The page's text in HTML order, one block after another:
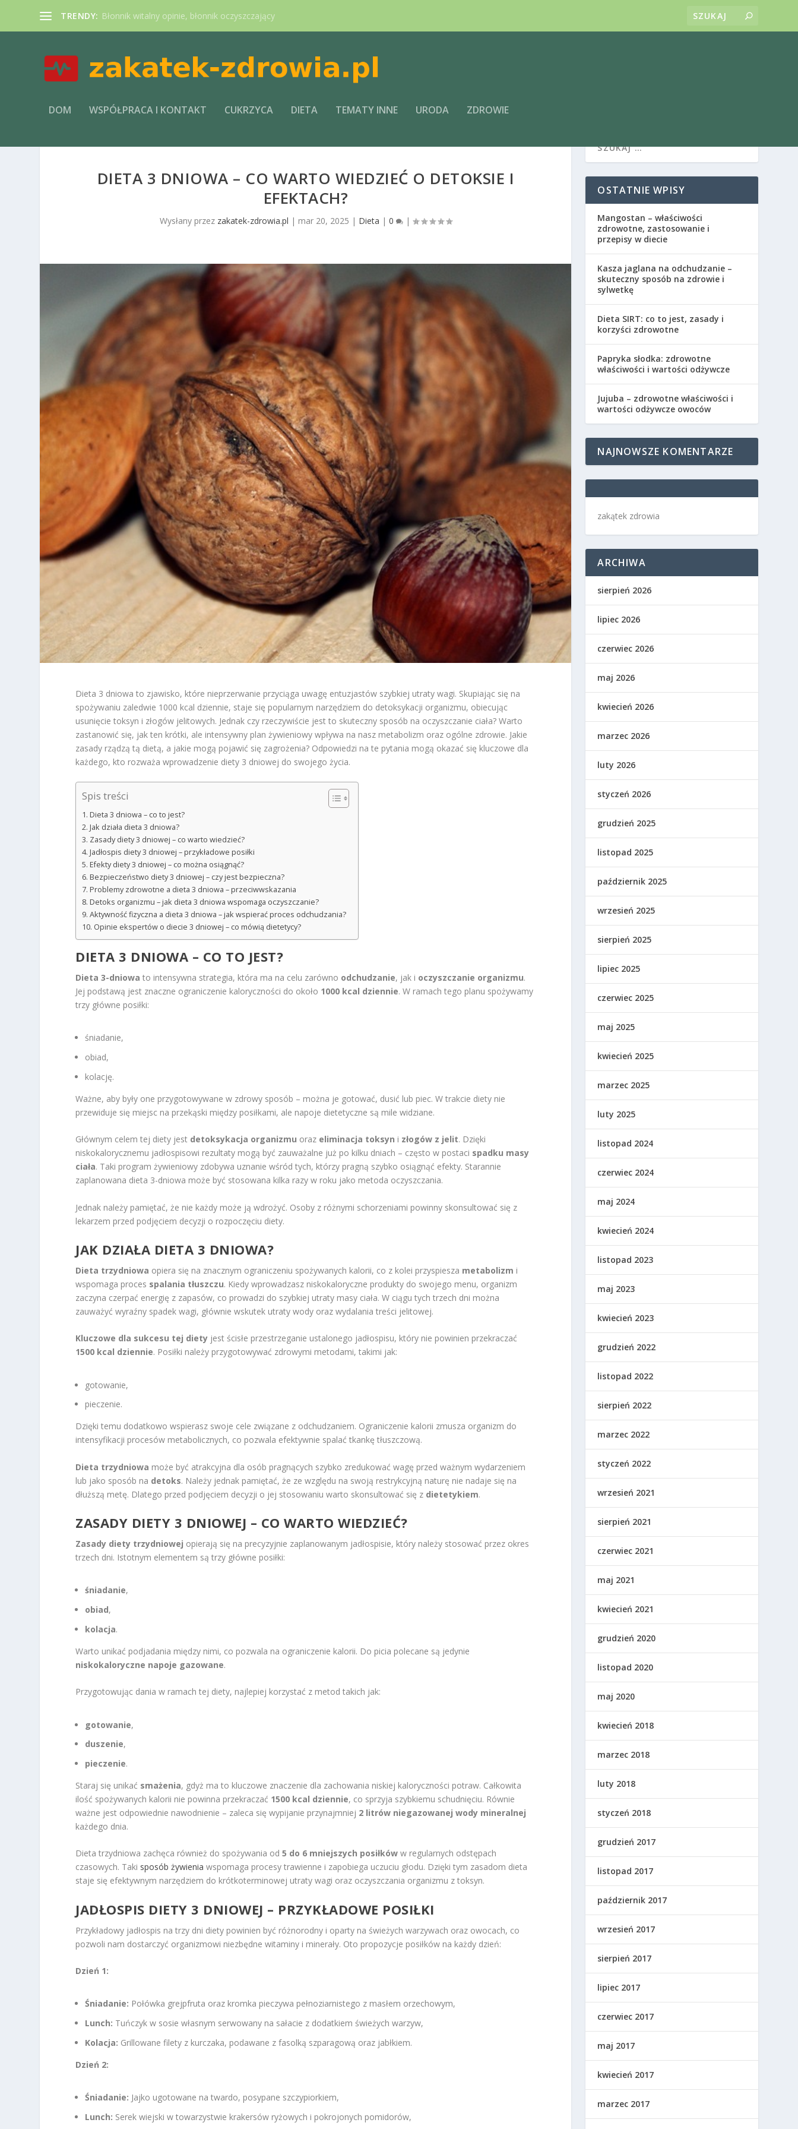
TRENDY: Błonnik witalny opinie, błonnik oczyszczający
DOM WSPÓŁPRACA I KONTAKT CUKRZYCA DIETA TEMATY INNE URODA ZDROWIE
DIETA 3 DNIOWA – CO WARTO WIEDZIEĆ O DETOKSIE I
EFEKTACH?
Wysłany przez zakatek-zdrowia.pl | mar 20, 2025 | Dieta | 0 |
Dieta 3 dniowa to zjawisko, które nieprzerwanie przyciąga uwagę entuzjastów szybkiej utraty wagi. Skupiając się na
spożywaniu zaledwie 1000 kcal dziennie, staje się popularnym narzędziem do detoksykacji organizmu, obiecując
usunięcie toksyn i złogów jelitowych. Jednak czy rzeczywiście jest to skuteczny sposób na oczyszczanie ciała? Warto
zastanowić się, jak ten krótki, ale intensywny plan żywieniowy wpływa na nasz metabolizm oraz ogólne zdrowie. Jakie
zasady rządzą tą dietą, a jakie mogą pojawić się zagrożenia? Odpowiedzi na te pytania mogą okazać się kluczowe dla
każdego, kto rozważa wprowadzenie diety 3 dniowej do swojego życia.
Spis treści
Dieta 3 dniowa – co to jest?
Jak działa dieta 3 dniowa?
Zasady diety 3 dniowej – co warto wiedzieć?
Jadłospis diety 3 dniowej – przykładowe posiłki
Efekty diety 3 dniowej – co można osiągnąć?
Bezpieczeństwo diety 3 dniowej – czy jest bezpieczna?
Problemy zdrowotne a dieta 3 dniowa – przeciwwskazania
Detoks organizmu – jak dieta 3 dniowa wspomaga oczyszczanie?
Aktywność fizyczna a dieta 3 dniowa – jak wspierać proces odchudzania?
Opinie ekspertów o diecie 3 dniowej – co mówią dietetycy?
DIETA 3 DNIOWA – CO TO JEST?
Dieta 3-dniowa to intensywna strategia, która ma na celu zarówno odchudzanie, jak i oczyszczanie organizmu.
Jej podstawą jest znaczne ograniczenie kaloryczności do około 1000 kcal dziennie. W ramach tego planu spożywamy
trzy główne posiłki:
śniadanie,
obiad,
kolację.
Ważne, aby były one przygotowywane w zdrowy sposób – można je gotować, dusić lub piec. W trakcie diety nie
przewiduje się miejsc na przekąski między posiłkami, ale napoje dietetyczne są mile widziane.
Głównym celem tej diety jest detoksykacja organizmu oraz eliminacja toksyn i złogów z jelit. Dzięki
niskokalorycznemu jadłospisowi rezultaty mogą być zauważalne już po kilku dniach – często w postaci spadku masy
ciała. Taki program żywieniowy zdobywa uznanie wśród tych, którzy pragną szybko osiągnąć efekty. Starannie
zaplanowana dieta 3-dniowa może być stosowana kilka razy w roku jako metoda oczyszczania.
Jednak należy pamiętać, że nie każdy może ją wdrożyć. Osoby z różnymi schorzeniami powinny skonsultować się z
lekarzem przed podjęciem decyzji o rozpoczęciu diety.
JAK DZIAŁA DIETA 3 DNIOWA?
Dieta trzydniowa opiera się na znacznym ograniczeniu spożywanych kalorii, co z kolei przyspiesza metabolizm i
wspomaga proces spalania tłuszczu. Kiedy wprowadzasz niskokaloryczne produkty do swojego menu, organizm
zaczyna czerpać energię z zapasów, co prowadzi do szybkiej utraty masy ciała. W ciągu tych trzech dni można
zauważyć wyraźny spadek wagi, głównie wskutek utraty wody oraz wydalania treści jelitowej.
Kluczowe dla sukcesu tej diety jest ścisłe przestrzeganie ustalonego jadłospisu, który nie powinien przekraczać
1500 kcal dziennie. Posiłki należy przygotowywać zdrowymi metodami, takimi jak:
gotowanie,
pieczenie.
Dzięki temu dodatkowo wspierasz swoje cele związane z odchudzaniem. Ograniczenie kalorii zmusza organizm do
intensyfikacji procesów metabolicznych, co pozwala efektywnie spalać tkankę tłuszczową.
Dieta trzydniowa może być atrakcyjna dla osób pragnących szybko zredukować wagę przed ważnym wydarzeniem
lub jako sposób na detoks. Należy jednak pamiętać, że ze względu na swoją restrykcyjną naturę nie nadaje się na
dłuższą metę. Dlatego przed podjęciem decyzji o jej stosowaniu warto skonsultować się z dietetykiem.
ZASADY DIETY 3 DNIOWEJ – CO WARTO WIEDZIEĆ?
Zasady diety trzydniowej opierają się na precyzyjnie zaplanowanym jadłospisie, który należy stosować przez okres
trzech dni. Istotnym elementem są trzy główne posiłki:
śniadanie,
obiad,
kolacja.
Warto unikać podjadania między nimi, co pozwala na ograniczenie kalorii. Do picia polecane są jedynie
niskokaloryczne napoje gazowane.
Przygotowując dania w ramach tej diety, najlepiej korzystać z metod takich jak:
gotowanie,
duszenie,
pieczenie.
Staraj się unikać smażenia, gdyż ma to kluczowe znaczenie dla zachowania niskiej kaloryczności potraw. Całkowita
ilość spożywanych kalorii nie powinna przekraczać 1500 kcal dziennie, co sprzyja szybkiemu schudnięciu. Równie
ważne jest odpowiednie nawodnienie – zaleca się wypijanie przynajmniej 2 litrów niegazowanej wody mineralnej
każdego dnia.
Dieta trzydniowa zachęca również do spożywania od5 do 6 mniejszych posiłków w regularnych odstępach
czasowych. Taki sposób żywienia wspomaga procesy trawienne i zapobiega uczuciu głodu. Dzięki tym zasadom dieta
staje się efektywnym narzędziem do krótkoterminowej utraty wagi oraz oczyszczania organizmu z toksyn.
JADŁOSPIS DIETY 3 DNIOWEJ – PRZYKŁADOWE POSIŁKI
Przykładowy jadłospis na trzy dni diety powinien być różnorodny i oparty na świeżych warzywach oraz owocach, co
pozwoli nam dostarczyć organizmowi niezbędne witaminy i minerały. Oto propozycje posiłków na każdy dzień:
Dzień 1:
Śniadanie: Połówka grejpfruta oraz kromka pieczywa pełnoziarnistego z masłem orzechowym,
Lunch: Tuńczyk w sosie własnym serwowany na sałacie z dodatkiem świeżych warzyw,
Kolacja: Grillowane filety z kurczaka, podawane z fasolką szparagową oraz jabłkiem.
Dzień 2:
Śniadanie: Jajko ugotowane na twardo, posypane szczypiorkiem,
Lunch: Serek wiejski w towarzystwie krakersów ryżowych i pokrojonych pomidorów,
OSTATNIE WPISY
Mangostan – właściwości
zdrowotne, zastosowanie i
przepisy w diecie
Kasza jaglana na odchudzanie –
skuteczny sposób na zdrowie i
sylwetkę
Dieta SIRT: co to jest, zasady i
korzyści zdrowotne
Papryka słodka: zdrowotne
właściwości i wartości odżywcze
Jujuba – zdrowotne właściwości i
wartości odżywcze owoców
NAJNOWSZE KOMENTARZE
zakątek zdrowia
ARCHIWA
sierpień 2026
lipiec 2026
czerwiec 2026
maj 2026
kwiecień 2026
marzec 2026
luty 2026
styczeń 2026
grudzień 2025
listopad 2025
październik 2025
wrzesień 2025
sierpień 2025
lipiec 2025
czerwiec 2025
maj 2025
kwiecień 2025
marzec 2025
luty 2025
listopad 2024
czerwiec 2024
maj 2024
kwiecień 2024
listopad 2023
maj 2023
kwiecień 2023
grudzień 2022
listopad 2022
sierpień 2022
marzec 2022
styczeń 2022
wrzesień 2021
sierpień 2021
czerwiec 2021
maj 2021
kwiecień 2021
grudzień 2020
listopad 2020
maj 2020
kwiecień 2018
marzec 2018
luty 2018
styczeń 2018
grudzień 2017
listopad 2017
październik 2017
wrzesień 2017
sierpień 2017
lipiec 2017
czerwiec 2017
maj 2017
kwiecień 2017
marzec 2017